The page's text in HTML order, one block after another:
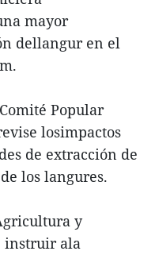
mayor
dellangur en el
Popular
losimpactos
de extracción de
los langures.
y
instruir ala